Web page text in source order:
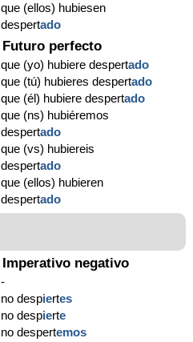
que (ellos) hubiesen
despertado
Futuro perfecto
que (yo) hubiere despertado
que (tú) hubieres despertado
que (él) hubiere despertado
que (ns) hubiéremos
despertado
que (vs) hubiereis
despertado
que (ellos) hubieren
despertado
Imperativo negativo
-
no despiertes
no despierte
no despertemos